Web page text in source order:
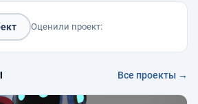
Оценили проект:
Все проекты →